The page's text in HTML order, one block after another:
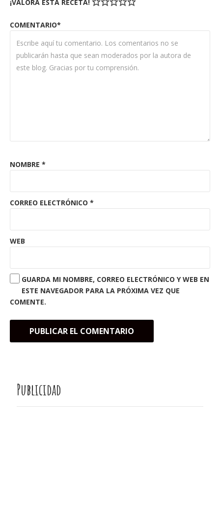
¡VALORA ESTA RECETA!
COMENTARIO*
NOMBRE *
CORREO ELECTRÓNICO *
WEB
GUARDA MI NOMBRE, CORREO ELECTRÓNICO Y WEB EN
ESTE NAVEGADOR PARA LA PRÓXIMA VEZ QUE
COMENTE.
Publicidad